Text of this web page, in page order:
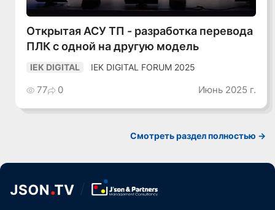
Открытая АСУ ТП - разработка перевода
ПЛК с одной на другую модель
IEK DIGITAL IEK DIGITAL FORUM 2025
77 0 Июнь 2025 г.
Смотреть раздел полностью ->